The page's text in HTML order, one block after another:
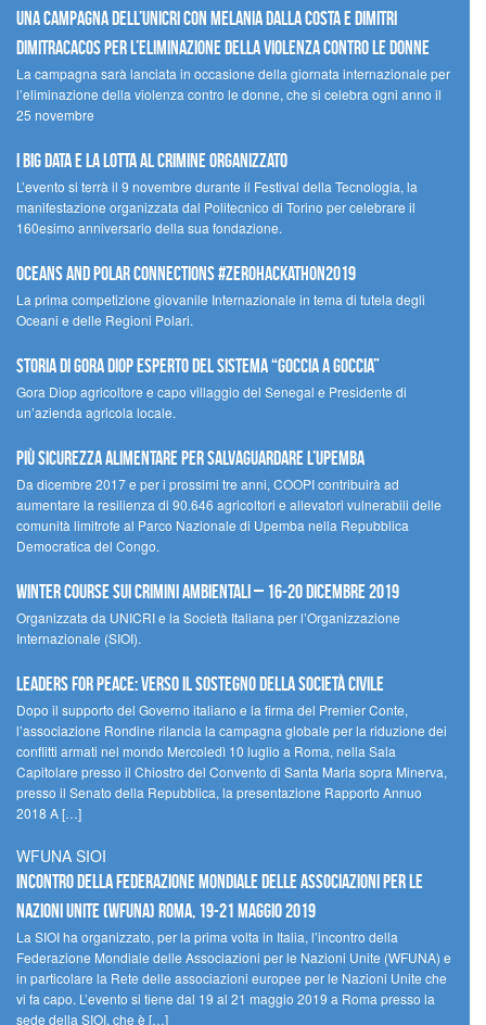
Una campagna dell’UNICRI con Melania Dalla Costa e Dimitri
Dimitracacos per l’eliminazione della violenza contro le donne
La campagna sarà lanciata in occasione della giornata internazionale per
l’eliminazione della violenza contro le donne, che si celebra ogni anno il
25 novembre
I Big Data e la lotta al crimine organizzato
L’evento si terrà il 9 novembre durante il Festival della Tecnologia, la
manifestazione organizzata dal Politecnico di Torino per celebrare il
160esimo anniversario della sua fondazione.
Oceans and Polar Connections #ZEROHackathon2019
La prima competizione giovanile Internazionale in tema di tutela degli
Oceani e delle Regioni Polari.
STORIA DI GORA DIOP ESPERTO DEL SISTEMA “GOCCIA A GOCCIA”
Gora Diop agricoltore e capo villaggio del Senegal e Presidente di
un’azienda agricola locale.
Più sicurezza alimentare per salvaguardare l’Upemba
Da dicembre 2017 e per i prossimi tre anni, COOPI contribuirà ad
aumentare la resilienza di 90.646 agricoltori e allevatori vulnerabili delle
comunità limitrofe al Parco Nazionale di Upemba nella Repubblica
Democratica del Congo.
Winter Course sui Crimini Ambientali – 16-20 Dicembre 2019
Organizzata da UNICRI e la Società Italiana per l’Organizzazione
Internazionale (SIOI).
Leaders for peace: verso il sostegno della società civile
Dopo il supporto del Governo italiano e la firma del Premier Conte,
l’associazione Rondine rilancia la campagna globale per la riduzione dei
conflitti armati nel mondo Mercoledì 10 luglio a Roma, nella Sala
Capitolare presso il Chiostro del Convento di Santa Maria sopra Minerva,
presso il Senato della Repubblica, la presentazione Rapporto Annuo
2018 A […]
WFUNA SIOI
Incontro della Federazione Mondiale delle Associazioni per le
Nazioni Unite (WFUNA) Roma, 19-21 maggio 2019
La SIOI ha organizzato, per la prima volta in Italia, l’incontro della
Federazione Mondiale delle Associazioni per le Nazioni Unite (WFUNA) e
in particolare la Rete delle associazioni europee per le Nazioni Unite che
vi fa capo. L’evento si tiene dal 19 al 21 maggio 2019 a Roma presso la
sede della SIOI, che è […]